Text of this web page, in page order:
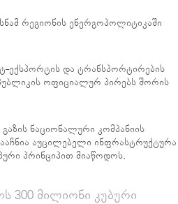
რეგიონის ენერგოპოლიტიკაში
ექსპორტის და ტრანსპორტირების
ოფიციალურ პირებს შორის
ნაციონალური კომპანიის
აუცილებელი ინფრასტრუქტურა
პრინციპით მიაწოდოს.
300 მილიონი კუბური